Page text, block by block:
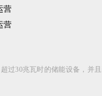
30兆瓦时的储能设备，并且